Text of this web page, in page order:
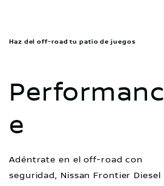
Performanc
e
Haz del off-road tu patio de juegos
Adéntrate en el off-road con
seguridad, Nissan Frontier Diesel